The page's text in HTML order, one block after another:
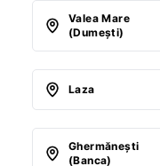
Valea Mare
(Dumeşti)
Laza
Ghermăneşti
(Banca)